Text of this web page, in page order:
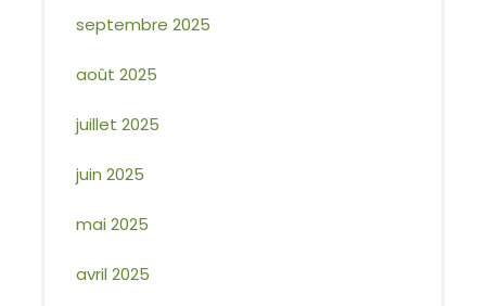
septembre 2025
août 2025
juillet 2025
juin 2025
mai 2025
avril 2025